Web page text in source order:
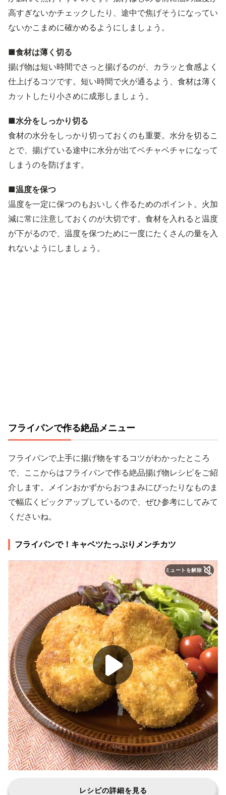
高すぎないかチェックしたり、途中で焦げそうになってい
ないかこまめに確かめるようにしましょう。
■食材は薄く切る
揚げ物は短い時間でさっと揚げるのが、カラッと食感よく
仕上げるコツです。短い時間で火が通るよう、食材は薄く
カットしたり小さめに成形しましょう。
■水分をしっかり切る
食材の水分をしっかり切っておくのも重要。水分を切るこ
とで、揚げている途中に水分が出てベチャベチャになって
しまうのを防げます。
■温度を保つ
温度を一定に保つのもおいしく作るためのポイント。火加
減に常に注意しておくのが大切です。食材を入れると温度
が下がるので、温度を保つために一度にたくさんの量を入
れないようにしましょう。
フライパンで作る絶品メニュー
フライパンで上手に揚げ物をするコツがわかったところ
で、ここからはフライパンで作る絶品揚げ物レシピをご紹
介します。メインおかずからおつまみにぴったりなものま
で幅広くピックアップしているので、ぜひ参考にしてみて
くださいね。
フライパンで！キャベツたっぷりメンチカツ
ミュートを解除
レシピの詳細を見る